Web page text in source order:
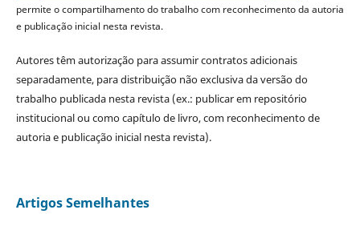
permite o compartilhamento do trabalho com reconhecimento da autoria
e publicação inicial nesta revista.
Autores têm autorização para assumir contratos adicionais
separadamente, para distribuição não exclusiva da versão do
trabalho publicada nesta revista (ex.: publicar em repositório
institucional ou como capítulo de livro, com reconhecimento de
autoria e publicação inicial nesta revista).
Artigos Semelhantes